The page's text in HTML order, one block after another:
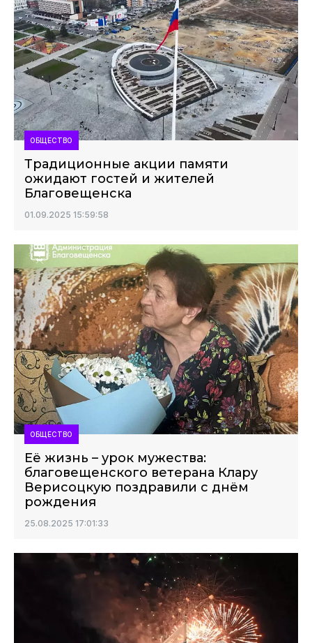
ОБЩЕСТВО
Традиционные акции памяти
ожидают гостей и жителей
Благовещенска
01.09.2025 15:59:58
ОБЩЕСТВО
Её жизнь – урок мужества:
благовещенского ветерана Клару
Верисоцкую поздравили с днём
рождения
25.08.2025 17:01:33